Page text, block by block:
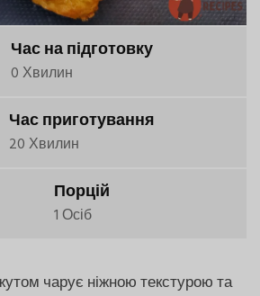
Час на підготовку
0 Хвилин
Час приготування
20 Хвилин
Порцій
1 Осіб
чарує ніжною текстурою та